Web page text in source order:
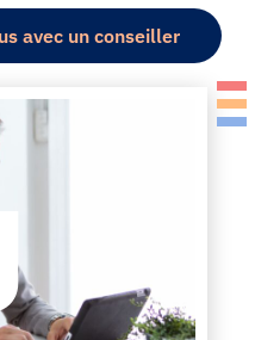
avec un conseiller